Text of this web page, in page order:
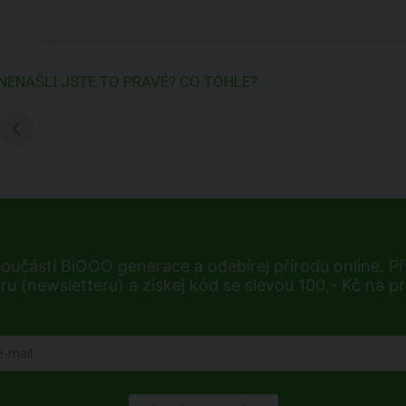
JSTE TO PRAVÉ? CO TOHLE?
BiOOO generace a odebírej přírodu online.
(newsletteru) a získej kód se slevou 100,- Kč na